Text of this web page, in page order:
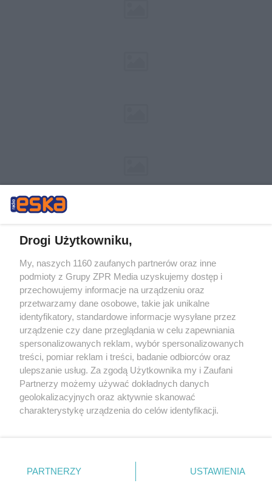
Żaden utwór zamieszczony w serwisie nie może być powielany i
rozpowszechniany lub dalej rozpowszechniany w jakikolwiek sposób (w
tym także elektroniczny lub mechaniczny) na jakimkolwiek polu
eksploatacji w jakiejkolwiek formie, włącznie z umieszczaniem w
Internecie bez pisemnej zgody właściciela praw. Jakiekolwiek użycie lub
wykorzystanie utworów w całości lub w części z naruszeniem prawa,
tzn. bez właściwej zgody, jest zabronione pod groźbą kary i może być
ścigane prawnie.
Drogi Użytkowniku,
My, naszych 1160 zaufanych partnerów oraz inne
podmioty z Grupy ZPR Media uzyskujemy dostęp i
przechowujemy informacje na urządzeniu oraz
przetwarzamy dane osobowe, takie jak unikalne
identyfikatory, standardowe informacje wysyłane przez
urządzenie czy dane przeglądania w celu zapewniania
spersonalizowanych reklam, wybór spersonalizowanych
treści, pomiar reklam i treści, badanie odbiorców oraz
ulepszanie usług. Za zgodą Użytkownika my i Zaufani
Partnerzy możemy używać dokładnych danych
geolokalizacyjnych oraz aktywnie skanować
charakterystykę urządzenia do celów identyfikacji.
zmienić/wycofać klikając przycisk ustawień prywatności
znajdujący się w lewym dolnym rogu strony
PARTNERZY USTAWIENIA